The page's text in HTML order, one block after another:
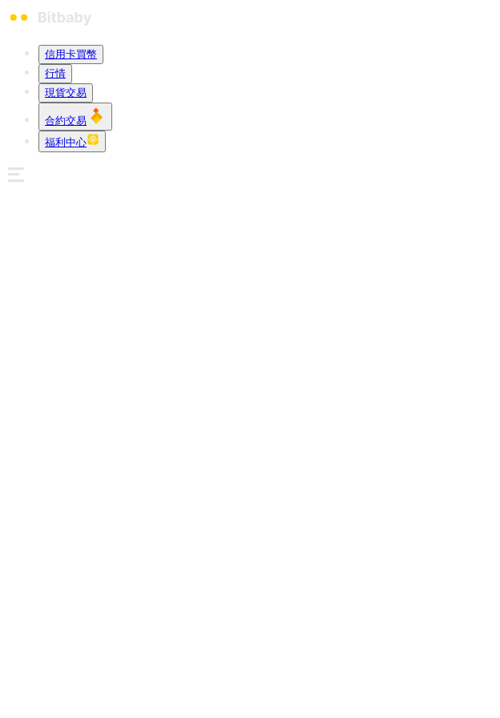
信用卡買幣
行情
現貨交易
合約交易
福利中心